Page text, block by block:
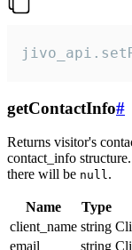
getContactInfo#
Returns visitor's
contact_info
there will be null.
Name Type
client_name string
email
string